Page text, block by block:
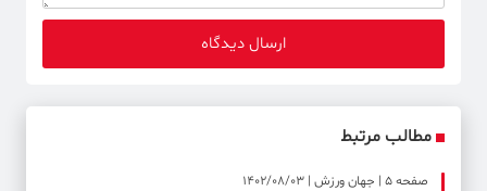
مطالب مرتبط
صفحه ۵ | جهان ورزش | 1402/08/03